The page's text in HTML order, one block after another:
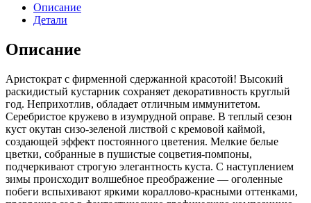
Описание
Детали
Описание
Аристократ с фирменной сдержанной красотой! Высокий
раскидистый кустарник сохраняет декоративность круглый
год. Неприхотлив, обладает отличным иммунитетом.
Серебристое кружево в изумрудной оправе. В теплый сезон
куст окутан сизо-зеленой листвой с кремовой каймой,
создающей эффект постоянного цветения. Мелкие белые
цветки, собранные в пушистые соцветия-помпоны,
подчеркивают строгую элегантность куста. С наступлением
зимы происходит волшебное преображение — оголенные
побеги вспыхивают яркими кораллово-красными оттенками,